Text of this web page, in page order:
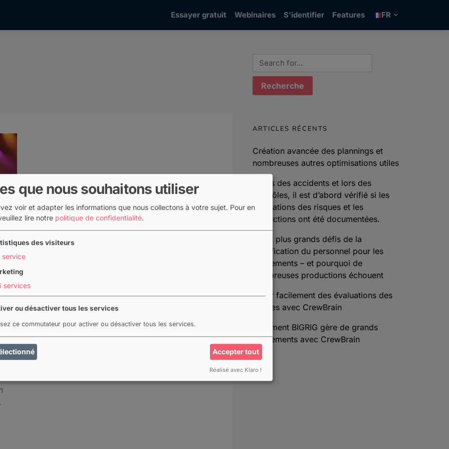
Essayer gratuit Webinaires S’identifier Features FR
Search for:
ARTICLES RÉCENTS
Création avancée des plannings et
nombreuses autres optimisations utiles
Après des accidents et lors des
contrôles, il est d’abord vérifié si les
évaluations des risques et les
instructions ont été documentées.
Les 3 plus grands défis de la
planification du personnel pour les
événements – et pourquoi de
nombreuses productions échouent
Créer facilement des évaluations des
risques avec CrewBrain
Comment BIGRIG gère de grands
événements avec CrewBrain
que nous souhaitons utiliser
voir et adapter les informations que nous collectons à votre sujet. Pour en
lire notre politique de confidentialité.
des visiteurs
service
services
ou désactiver tous les services
ce commutateur pour activer ou désactiver tous les services.
Accepter tout
Réalisé avec Klaro !